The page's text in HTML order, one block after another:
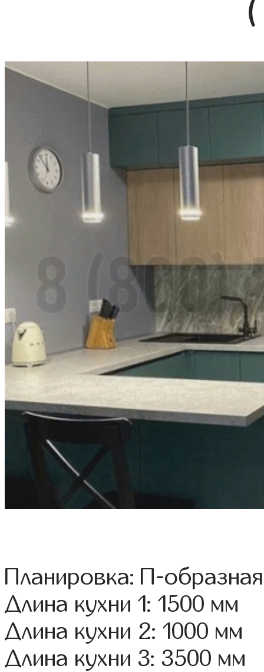
(
Планировка: П-образная
Длина кухни 1: 1500 мм
Длина кухни 2: 1000 мм
Длина кухни 3: 3500 мм